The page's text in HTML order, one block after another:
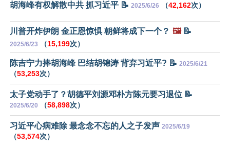
胡海峰有权解散中共 抓习近平 📝 2025/6/26 （42,162次）
川普开炸伊朗 金正恩惊惧 朝鲜将成下一个？ 🖼️📝
2025/6/23 （15,199次）
陈吉宁力捧胡海峰 巴结胡锦涛 背弃习近平? 📝 2025/6/21
（53,253次）
太子党动手了？胡德平刘源邓朴方陈元要习退位 📝
2025/6/20 （58,898次）
习近平心病难除 最念念不忘的人之子发声 2025/6/19
（53,574次）